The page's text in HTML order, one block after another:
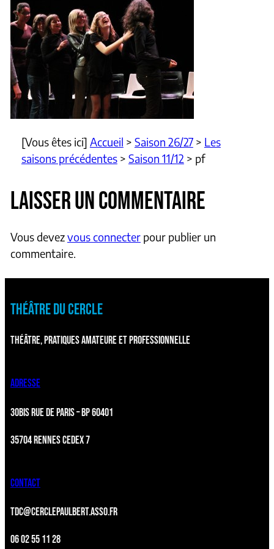
[Vous êtes ici] Accueil > Saison 26/27> Les
saisons précédentes> Saison 11/12 > pf
LAISSER UN COMMENTAIRE
Vous devezvous connecterpour publier un
commentaire.
THÉÂTRE DU CERCLE
THÉÂTRE, PRATIQUES AMATEURE ET PROFESSIONNELLE
ADRESSE
30BIS RUE DE PARIS – BP 60401
35704 RENNES CEDEX 7
CONTACT
TDC@CERCLEPAULBERT.ASSO.FR
06 02 55 11 28